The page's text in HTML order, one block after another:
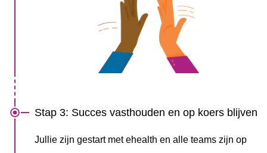
Stap 3: Succes vasthouden en op koers blijven
Jullie zijn gestart met ehealth en alle teams zijn op